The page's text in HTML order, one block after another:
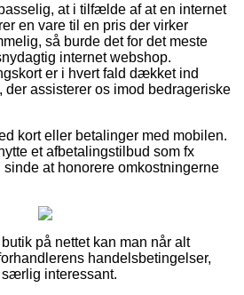
at i tilfælde af at en internet
en vare til en pris der virker
så burde det for det meste
internet webshop.
er i hvert fald dækket ind
der assisterer os imod bedrageriske
kort eller betalinger med mobilen.
et afbetalingstilbud som fx
at honorere omkostningerne
på nettet kan man når alt
handelsbetingelser,
interessant.